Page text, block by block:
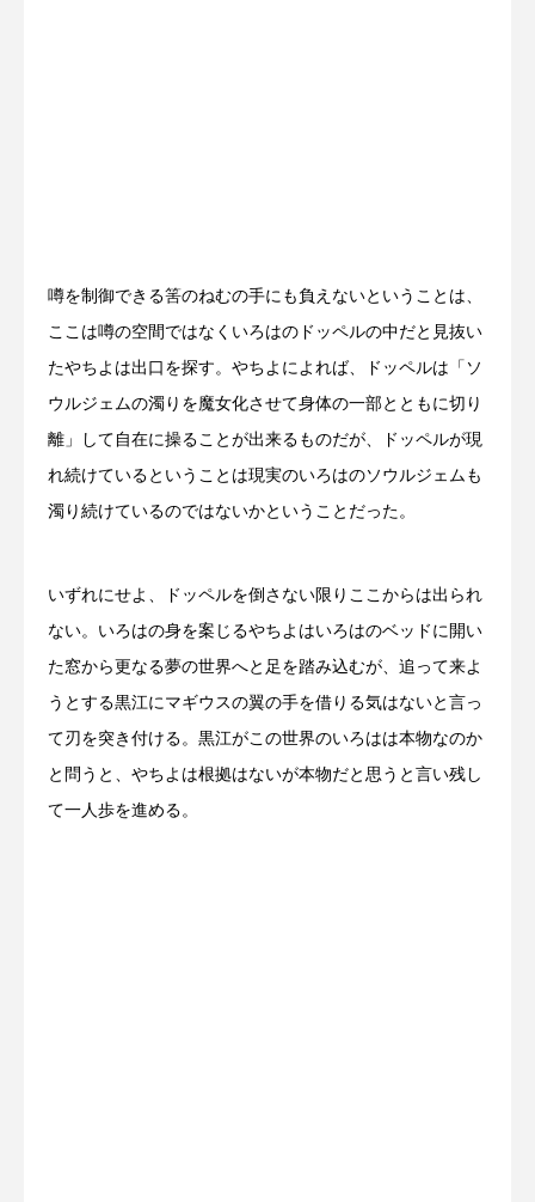
噂を制御できる筈のねむの手にも負えないということは、
ここは噂の空間ではなくいろはのドッペルの中だと見抜い
たやちよは出口を探す。やちよによれば、ドッペルは「ソ
ウルジェムの濁りを魔女化させて身体の一部とともに切り
離」して自在に操ることが出来るものだが、ドッペルが現
れ続けているということは現実のいろはのソウルジェムも
濁り続けているのではないかということだった。
いずれにせよ、ドッペルを倒さない限りここからは出られ
ない。いろはの身を案じるやちよはいろはのベッドに開い
た窓から更なる夢の世界へと足を踏み込むが、追って来よ
うとする黒江にマギウスの翼の手を借りる気はないと言っ
て刃を突き付ける。黒江がこの世界のいろはは本物なのか
と問うと、やちよは根拠はないが本物だと思うと言い残し
て一人歩を進める。